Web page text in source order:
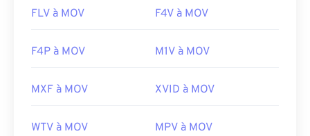
FLV à MOV F4V à MOV
F4P à MOV M1V à MOV
MXF à MOV XVID à MOV
WTV à MOV MPV à MOV